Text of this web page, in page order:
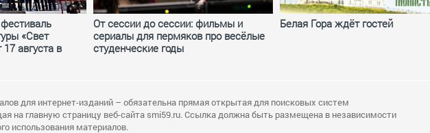
«Свет
августа в
От сессии до сессии: фильмы и
сериалы для пермяков про весёлые
студенческие годы
Белая Гора ждёт гостей
для интернет-изданий – обязательна прямая открытая для поисковых систем
на главную страницу веб-сайта smi59.ru. Ссылка должна быть размещена в независимости
использования материалов.